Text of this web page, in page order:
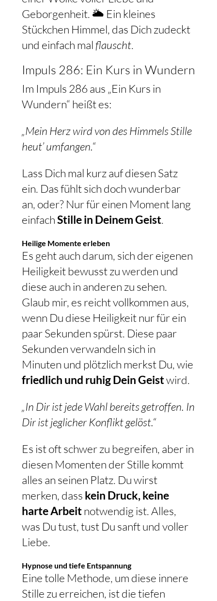
Geborgenheit. 🌥️ Ein kleines
Stückchen Himmel, das Dich zudeckt
und einfach malflauscht.
Impuls 286: Ein Kurs in Wundern
Im Impuls 286 aus „Ein Kurs in
Wundern“ heißt es:
„Mein Herz wird von des Himmels Stille
heut’ umfangen.“
Lass Dich mal kurz auf diesen Satz
ein. Das fühlt sich doch wunderbar
an, oder? Nur für einen Moment lang
einfachStille in Deinem Geist.
Heilige Momente erleben
Es geht auch darum, sich der eigenen
Heiligkeit bewusst zu werden und
diese auch in anderen zu sehen.
Glaub mir, es reicht vollkommen aus,
wenn Du diese Heiligkeit nur für ein
paar Sekunden spürst. Diese paar
Sekunden verwandeln sich in
Minuten und plötzlich merkst Du, wie
friedlich und ruhig Dein Geistwird.
„In Dir ist jede Wahl bereits getroffen. In
Dir ist jeglicher Konflikt gelöst.“
Es ist oft schwer zu begreifen, aber in
diesen Momenten der Stille kommt
alles an seinen Platz. Du wirst
merken, dass kein Druck, keine
harte Arbeitnotwendig ist. Alles,
was Du tust, tust Du sanft und voller
Liebe.
Hypnose und tiefe Entspannung
Eine tolle Methode, um diese innere
Stille zu erreichen, ist die tiefen